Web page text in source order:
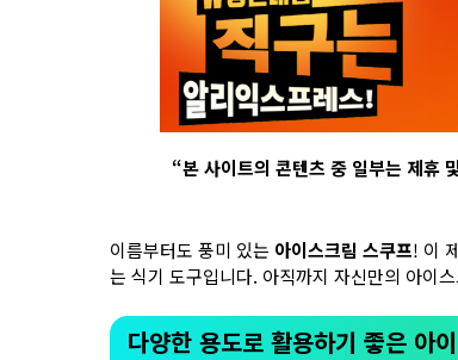
“본 사이트의 콘텐츠 중 일부는 제휴
이름부터도 풍미 있는 아이스크림 스쿠프! 이
는 식기 도구입니다. 아직까지 자신만의 아이
다양한 용도로 활용하기 좋은 아